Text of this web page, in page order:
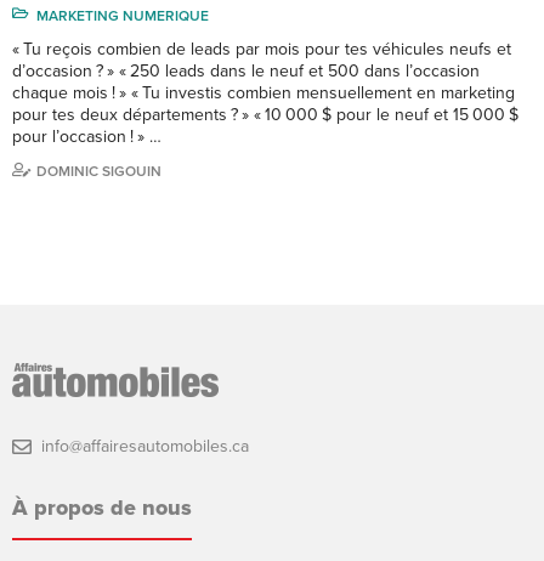
MARKETING NUMERIQUE
« Tu reçois combien de leads par mois pour tes véhicules neufs et
d’occasion ? » « 250 leads dans le neuf et 500 dans l’occasion
chaque mois ! » « Tu investis combien mensuellement en marketing
pour tes deux départements ? » « 10 000 $ pour le neuf et 15 000 $
pour l’occasion ! » …
DOMINIC SIGOUIN
info@affairesautomobiles.ca
À propos de nous